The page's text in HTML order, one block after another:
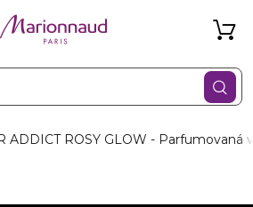
ADDICT ROSY GLOW - Parfumovaná